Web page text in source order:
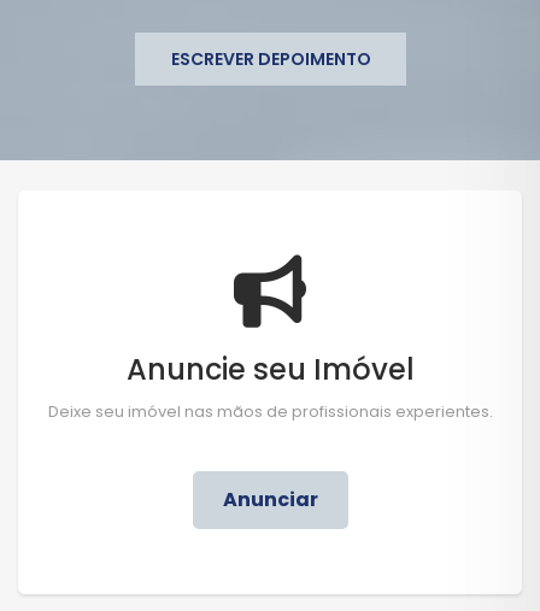
ESCREVER DEPOIMENTO
Anuncie seu Imóvel
Deixe seu imóvel nas mãos de profissionais experientes.
Anunciar